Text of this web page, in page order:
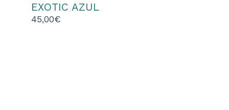
EXOTIC AZUL
45,00€